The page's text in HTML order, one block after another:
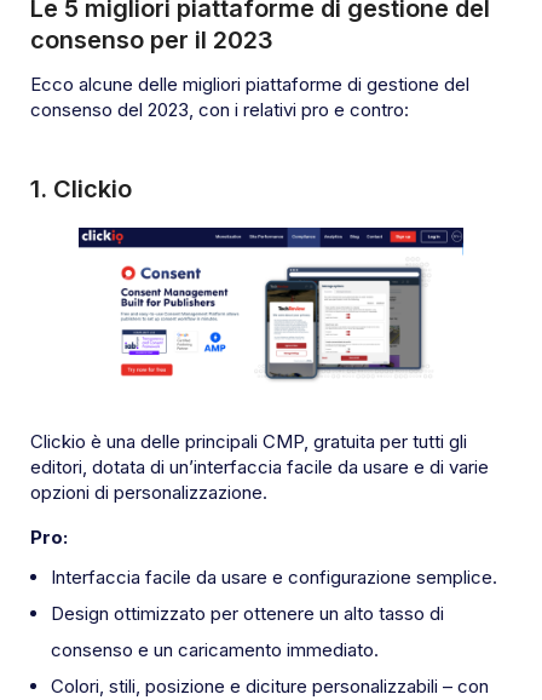
Le 5 migliori piattaforme di gestione del
consenso per il 2023
Ecco alcune delle migliori piattaforme di gestione del
consenso del 2023, con i relativi pro e contro:
1. Clickio
Clickio è una delle principali CMP, gratuita per tutti gli
editori, dotata di un’interfaccia facile da usare e di varie
opzioni di personalizzazione.
Pro:
Interfaccia facile da usare e configurazione semplice.
Design ottimizzato per ottenere un alto tasso di
consenso e un caricamento immediato.
Colori, stili, posizione e diciture personalizzabili – con